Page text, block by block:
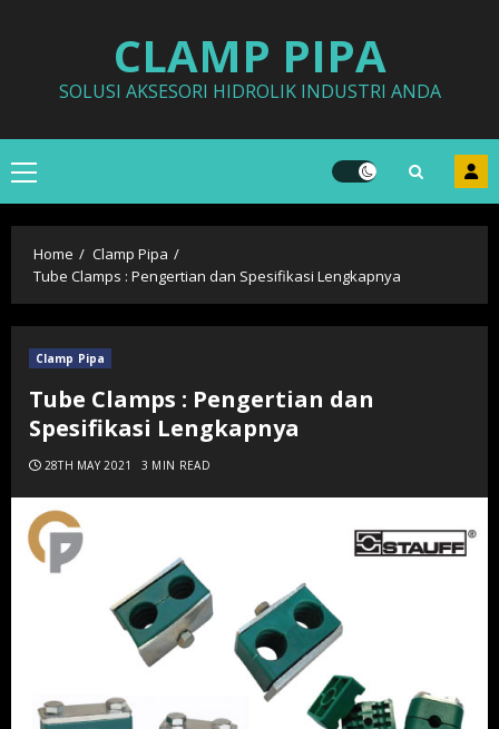
CLAMP PIPA
SOLUSI AKSESORI HIDROLIK INDUSTRI ANDA
Primary
Menu
Home
Clamp Pipa
Tube Clamps : Pengertian dan Spesifikasi Lengkapnya
Clamp Pipa
Tube Clamps : Pengertian dan
Spesifikasi Lengkapnya
28TH MAY 2021 3 MIN READ